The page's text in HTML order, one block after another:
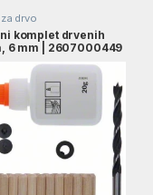
drvo
komplet drvenih
6 mm | 2607000449